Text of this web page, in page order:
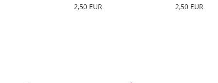
2,50 EUR 2,50 EUR